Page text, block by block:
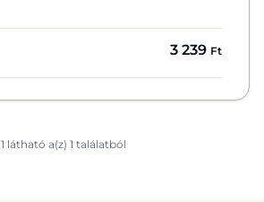
3 239 Ft
1 látható a(z) 1 találatból